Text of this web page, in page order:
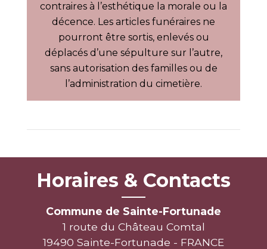
contraires à l’esthétique la morale ou la
décence. Les articles funéraires ne
pourront être sortis, enlevés ou
déplacés d’une sépulture sur l’autre,
sans autorisation des familles ou de
l’administration du cimetière.
Horaires & Contacts
Commune de Sainte-Fortunade
1 route du Château Comtal
19490 Sainte-Fortunade - FRANCE